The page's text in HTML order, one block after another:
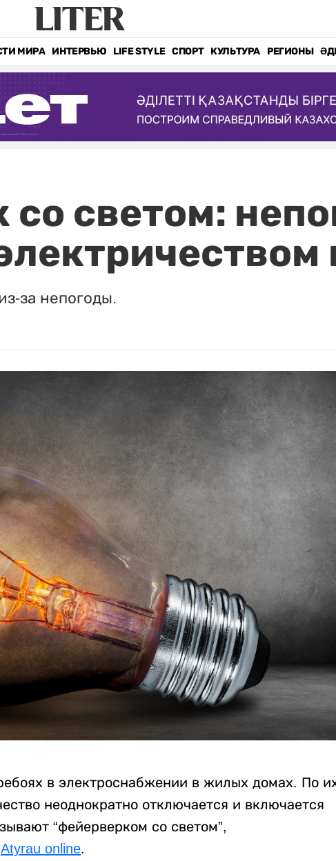
МИРА ИНТЕРВЬЮ LIFE STYLE СПОРТ КУЛЬТУРА РЕГИОНЫ
светом:
за непогоды.
в электроснабжении в жилых домах. По
неоднократно отключается и включается
“фейерверком со светом”,
Atyrau online.